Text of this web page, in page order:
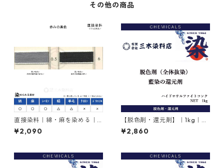
その他の商品
直接染料｜綿・麻を染める｜2
0g｜ダイレクトファストブラ
ックRC（赤みの黒色）
¥2,090
【脱色剤・還元剤】｜1kg｜ハ
イドロサルファイトコンク｜
ハイドロサルファイト
¥2,860